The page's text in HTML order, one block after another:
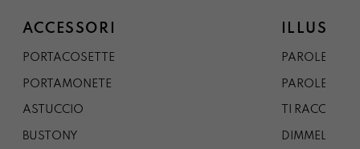
ACCESSORI
PORTACOSETTE
PORTAMONETE
ASTUCCIO
BUSTONY
PAROLE DAL
PAROLE DA
TI
DIMMELO